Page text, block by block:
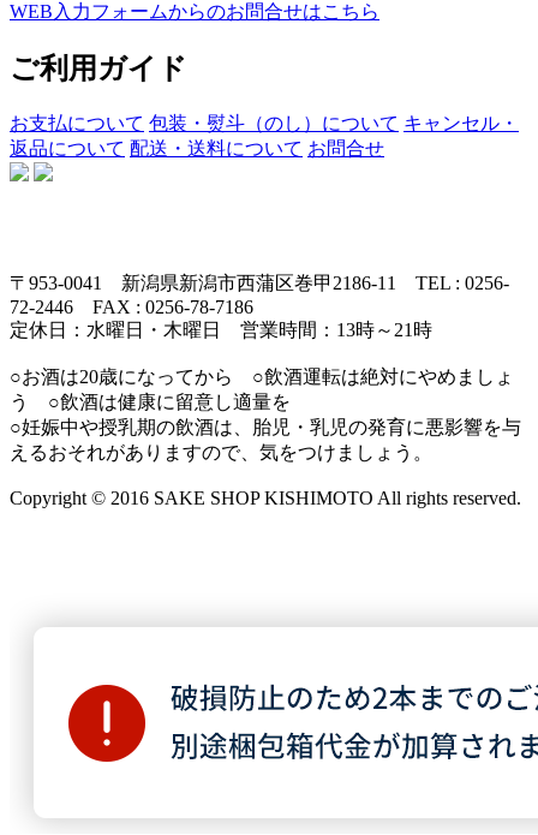
WEB入力フォームからのお問合せはこちら
ご利用ガイド
お支払について 包装・熨斗（のし）について キャンセル・
返品について 配送・送料について お問合せ
〒953-0041 新潟県新潟市西蒲区巻甲2186-11 TEL : 0256-
72-2446 FAX : 0256-78-7186
定休日：水曜日・木曜日 営業時間：13時～21時
○お酒は20歳になってから ○飲酒運転は絶対にやめましょ
う ○飲酒は健康に留意し適量を
○妊娠中や授乳期の飲酒は、胎児・乳児の発育に悪影響を与
えるおそれがありますので、気をつけましょう。
Copyright © 2016 SAKE SHOP KISHIMOTO All rights reserved.